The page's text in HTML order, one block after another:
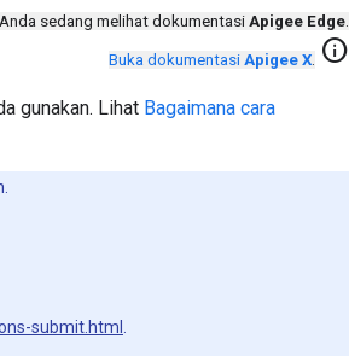
Anda sedang melihat dokumentasi Apigee Edge.
Buka dokumentasi Apigee X. info
gunakan. Lihat Bagaimana cara
submit.html